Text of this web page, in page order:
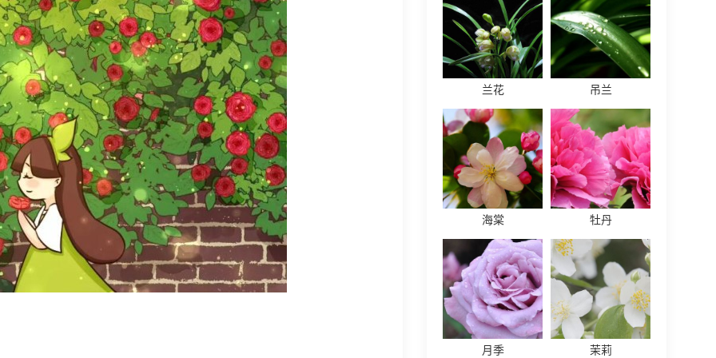
兰花 吊兰
海棠 牡丹
月季 茉莉